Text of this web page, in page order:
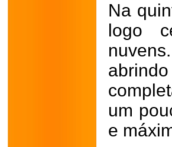
Na
logo
um
e